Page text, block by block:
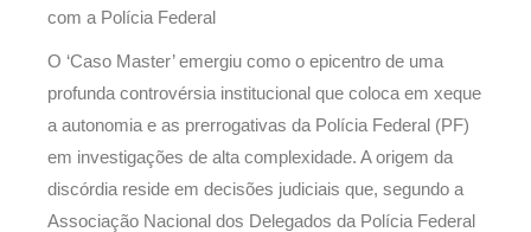
com a Polícia Federal
O ‘Caso Master’ emergiu como o epicentro de uma
profunda controvérsia institucional que coloca em xeque
a autonomia e as prerrogativas da Polícia Federal (PF)
em investigações de alta complexidade. A origem da
discórdia reside em decisões judiciais que, segundo a
Associação Nacional dos Delegados da Polícia Federal